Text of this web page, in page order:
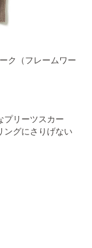
ク（フレームワー
プリーツスカー
ングにさりげない